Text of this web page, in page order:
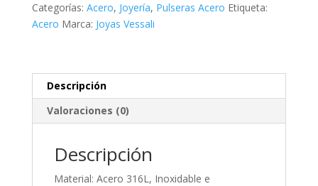
negro
Categorías: Acero, Joyería, Pulseras Acero Etiqueta:
Acero Marca: Joyas Vessali
Descripción
Valoraciones (0)
Descripción
Material: Acero 316L, Inoxidable e